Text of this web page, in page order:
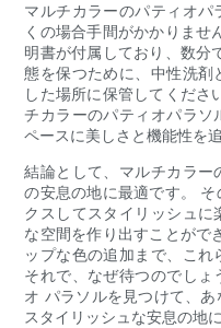
マルチカラーのパティオパ
くの場合手間がかかりませ
明書が付属しており、数分
態を保つために、中性洗剤
した場所に保管してくださ
チカラーのパティオパラソ
ペースに美しさと機能性を
結論として、マルチカラー
の安息の地に最適です。
クスしてスタイリッシュに
な空間を作り出すことがで
ップな色の追加まで、これ
それで、なぜ待つのでしょ
オ パラソルを見つけて、
スタイリッシュな安息の地